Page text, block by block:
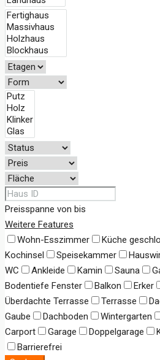
Preisspanne von bis
Weitere Features
Wohn-Esszimmer
Küche
Kochinsel
Speisekammer
WC
Ankleide Kamin Sauna
Bodentiefe Fenster
Balkon Erker
Überdachte Terrasse
Terrasse
Gaube
Dachboden Wintergarten
Carport
Garage Doppelgarage
Barrierefrei